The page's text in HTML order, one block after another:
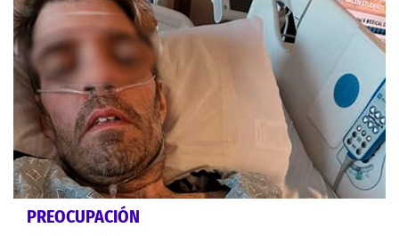
PREOCUPACIÓN